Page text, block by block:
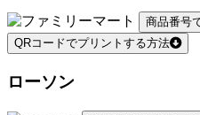
商品番号
QRコードでプリントする方法
ローソン